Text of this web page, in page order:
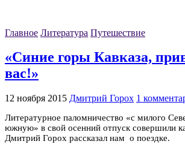
Главное Литература Путешествие
«Синие горы Кавказа,
вас!»
12 ноября 2015 Дмитрий Горох 1
Литературное паломничество «с милого
южную» в свой осенний отпуск совершили
Дмитрий Горох рассказал нам о поездке.